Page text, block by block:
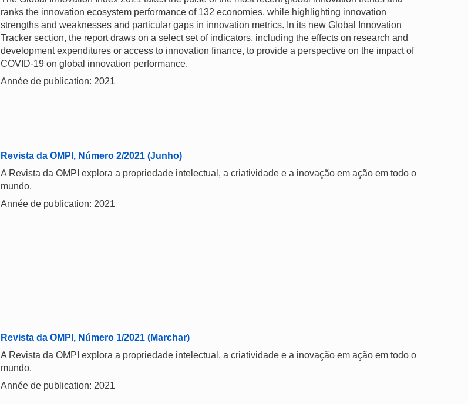
ranks the innovation ecosystem performance of 132 economies, while highlighting innovation
strengths and weaknesses and particular gaps in innovation metrics. In its new Global Innovation
Tracker section, the report draws on a select set of indicators, including the effects on research and
development expenditures or access to innovation finance, to provide a perspective on the impact of
COVID-19 on global innovation performance.
Année de publication: 2021
Revista da OMPI, Número 2/2021 (Junho)
A Revista da OMPI explora a propriedade intelectual, a criatividade e a inovação em ação em todo o
mundo.
Année de publication: 2021
Revista da OMPI, Número 1/2021 (Marchar)
A Revista da OMPI explora a propriedade intelectual, a criatividade e a inovação em ação em todo o
mundo.
Année de publication: 2021